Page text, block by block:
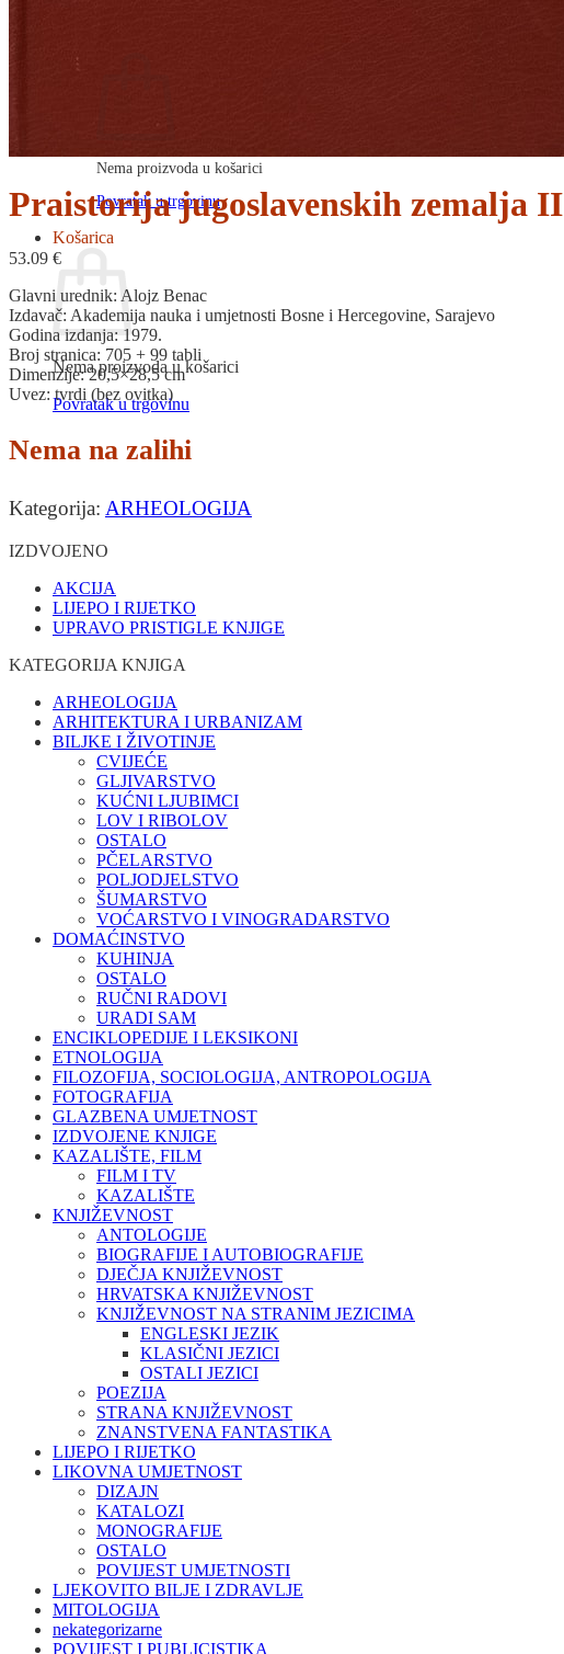
Nema proizvoda u košarici
Povratak u trgovinu
Košarica
Nema proizvoda u košarici
Povratak u trgovinu
Praistorija jugoslavenskih zemalja II
53.09 €
Glavni urednik: Alojz Benac
Izdavač: Akademija nauka i umjetnosti Bosne i Hercegovine, Sarajevo
Godina izdanja: 1979.
Broj stranica: 705 + 99 tabli
Dimenzije: 20,5×28,5 cm
Uvez: tvrdi (bez ovitka)
Nema na zalihi
Kategorija: ARHEOLOGIJA
IZDVOJENO
AKCIJA
LIJEPO I RIJETKO
UPRAVO PRISTIGLE KNJIGE
KATEGORIJA KNJIGA
ARHEOLOGIJA
ARHITEKTURA I URBANIZAM
BILJKE I ŽIVOTINJE
CVIJEĆE
GLJIVARSTVO
KUĆNI LJUBIMCI
LOV I RIBOLOV
OSTALO
PČELARSTVO
POLJODJELSTVO
ŠUMARSTVO
VOĆARSTVO I VINOGRADARSTVO
DOMAĆINSTVO
KUHINJA
OSTALO
RUČNI RADOVI
URADI SAM
ENCIKLOPEDIJE I LEKSIKONI
ETNOLOGIJA
FILOZOFIJA, SOCIOLOGIJA, ANTROPOLOGIJA
FOTOGRAFIJA
GLAZBENA UMJETNOST
IZDVOJENE KNJIGE
KAZALIŠTE, FILM
FILM I TV
KAZALIŠTE
KNJIŽEVNOST
ANTOLOGIJE
BIOGRAFIJE I AUTOBIOGRAFIJE
DJEČJA KNJIŽEVNOST
HRVATSKA KNJIŽEVNOST
KNJIŽEVNOST NA STRANIM JEZICIMA
ENGLESKI JEZIK
KLASIČNI JEZICI
OSTALI JEZICI
POEZIJA
STRANA KNJIŽEVNOST
ZNANSTVENA FANTASTIKA
LIJEPO I RIJETKO
LIKOVNA UMJETNOST
DIZAJN
KATALOZI
MONOGRAFIJE
OSTALO
POVIJEST UMJETNOSTI
LJEKOVITO BILJE I ZDRAVLJE
MITOLOGIJA
nekategorizarne
POVIJEST I PUBLICISTIKA